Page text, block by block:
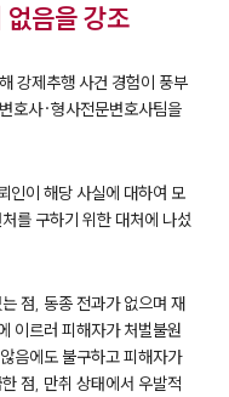
음을 강조
강제추행 사건 경험이 풍부
호사·형사전문변호사팀을
인이 해당 사실에 대하여 모
를 구하기 위한 대처에 나섰
점, 동종 전과가 없으며 재
이르러 피해자가 처벌불원
음에도 불구하고 피해자가
점, 만취 상태에서 우발적